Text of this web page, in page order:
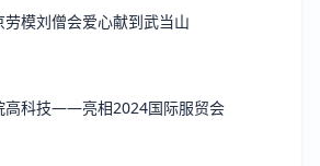
劳模刘僧会爱心献到武当山
高科技——亮相2024国际服贸会